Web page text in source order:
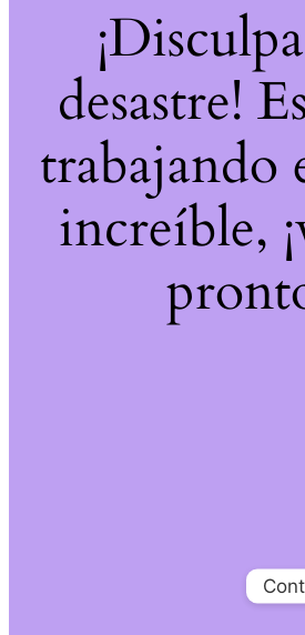
desastre!
trabajando
increíble,